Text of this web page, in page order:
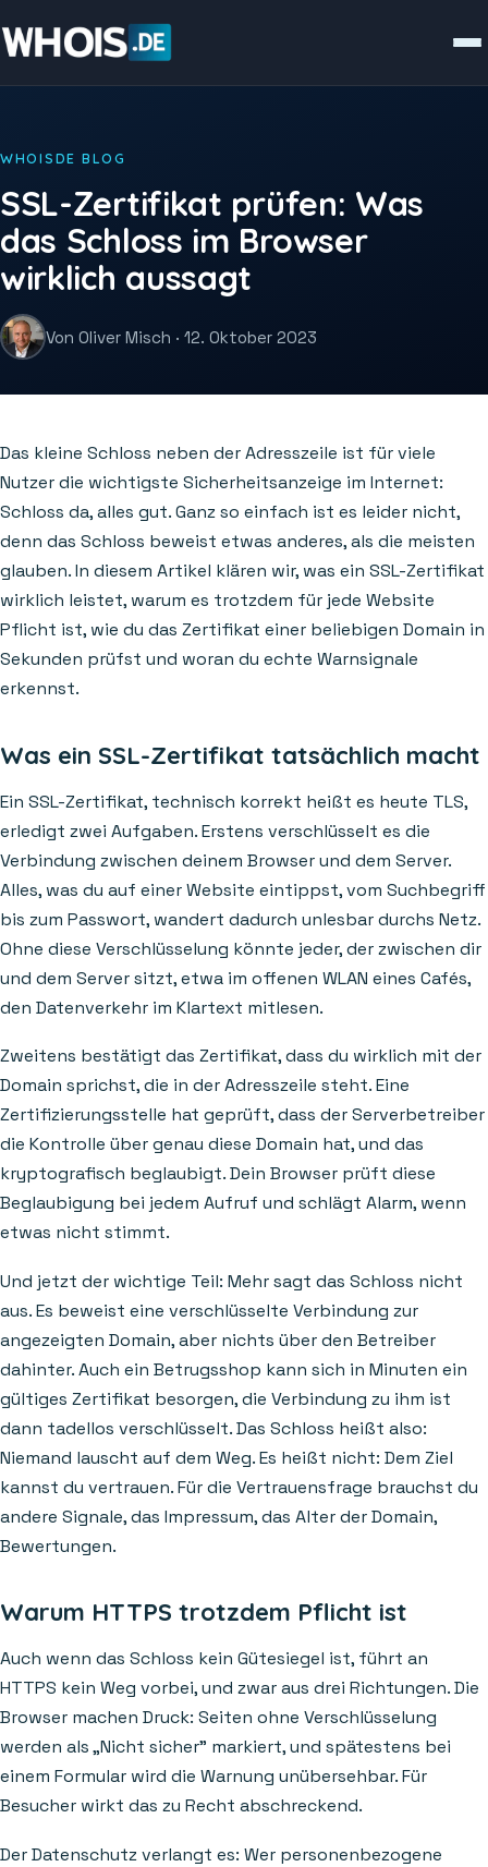
WHOISDE BLOG
SSL-Zertifikat prüfen: Was
das Schloss im Browser
wirklich aussagt
Von Oliver Misch · 12. Oktober 2023
Das kleine Schloss neben der Adresszeile ist für viele
Nutzer die wichtigste Sicherheitsanzeige im Internet:
Schloss da, alles gut. Ganz so einfach ist es leider nicht,
denn das Schloss beweist etwas anderes, als die meisten
glauben. In diesem Artikel klären wir, was ein SSL-Zertifikat
wirklich leistet, warum es trotzdem für jede Website
Pflicht ist, wie du das Zertifikat einer beliebigen Domain in
Sekunden prüfst und woran du echte Warnsignale
erkennst.
Was ein SSL-Zertifikat tatsächlich macht
Ein SSL-Zertifikat, technisch korrekt heißt es heute TLS,
erledigt zwei Aufgaben. Erstens verschlüsselt es die
Verbindung zwischen deinem Browser und dem Server.
Alles, was du auf einer Website eintippst, vom Suchbegriff
bis zum Passwort, wandert dadurch unlesbar durchs Netz.
Ohne diese Verschlüsselung könnte jeder, der zwischen dir
und dem Server sitzt, etwa im offenen WLAN eines Cafés,
den Datenverkehr im Klartext mitlesen.
Zweitens bestätigt das Zertifikat, dass du wirklich mit der
Domain sprichst, die in der Adresszeile steht. Eine
Zertifizierungsstelle hat geprüft, dass der Serverbetreiber
die Kontrolle über genau diese Domain hat, und das
kryptografisch beglaubigt. Dein Browser prüft diese
Beglaubigung bei jedem Aufruf und schlägt Alarm, wenn
etwas nicht stimmt.
Und jetzt der wichtige Teil: Mehr sagt das Schloss nicht
aus. Es beweist eine verschlüsselte Verbindung zur
angezeigten Domain, aber nichts über den Betreiber
dahinter. Auch ein Betrugsshop kann sich in Minuten ein
gültiges Zertifikat besorgen, die Verbindung zu ihm ist
dann tadellos verschlüsselt. Das Schloss heißt also:
Niemand lauscht auf dem Weg. Es heißt nicht: Dem Ziel
kannst du vertrauen. Für die Vertrauensfrage brauchst du
andere Signale, das Impressum, das Alter der Domain,
Bewertungen.
Warum HTTPS trotzdem Pflicht ist
Auch wenn das Schloss kein Gütesiegel ist, führt an
HTTPS kein Weg vorbei, und zwar aus drei Richtungen. Die
Browser machen Druck: Seiten ohne Verschlüsselung
werden als „Nicht sicher" markiert, und spätestens bei
einem Formular wird die Warnung unübersehbar. Für
Besucher wirkt das zu Recht abschreckend.
Der Datenschutz verlangt es: Wer personenbezogene